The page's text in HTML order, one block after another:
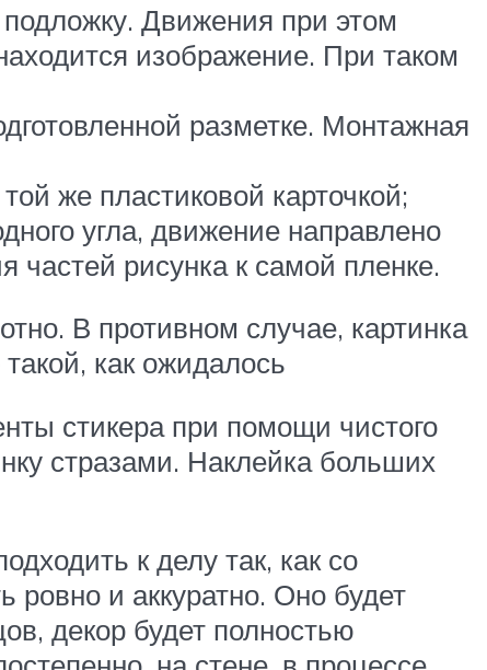
Движения при этом
изображение. При таком
разметке. Монтажная
же пластиковой карточкой;
угла, движение направлено
частей рисунка к самой пленке.
В противном случае, картинка
как ожидалось
стикера при помощи чистого
стразами. Наклейка больших
к делу так, как со
ровно и аккуратно. Оно будет
декор будет полностью